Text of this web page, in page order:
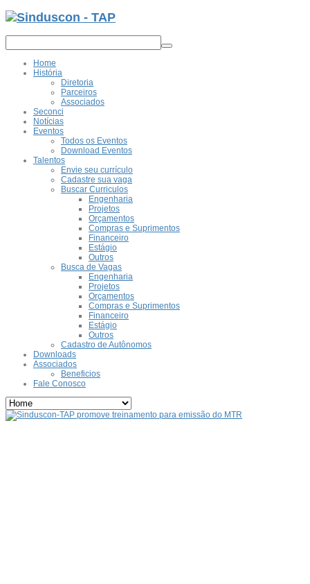
Home
História
Diretoria
Parceiros
Associados
Seconci
Notícias
Eventos
Todos os Eventos
Download Eventos
Talentos
Envie seu currículo
Cadastre sua vaga
Buscar Curriculos
Engenharia
Projetos
Orçamentos
Compras e Suprimentos
Financeiro
Estágio
Outros
Busca de Vagas
Engenharia
Projetos
Orçamentos
Compras e Suprimentos
Financeiro
Estágio
Outros
Cadastro de Autônomos
Downloads
Associados
Beneficios
Fale Conosco